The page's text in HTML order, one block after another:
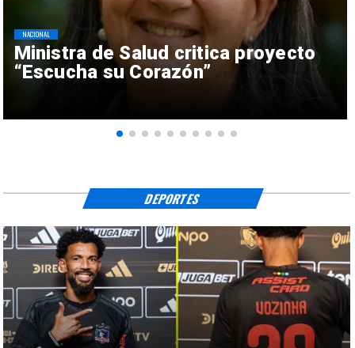
Ministra de Salud critica proyecto
“Escucha su Corazón”
NACIONAL
DEPORTES